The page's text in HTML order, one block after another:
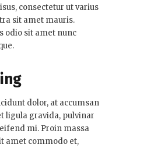
consectetur ut varius
sit amet mauris.
odio sit amet nunc
dolor, at accumsan
ligula gravida, pulvinar
mi. Proin massa
amet commodo et,